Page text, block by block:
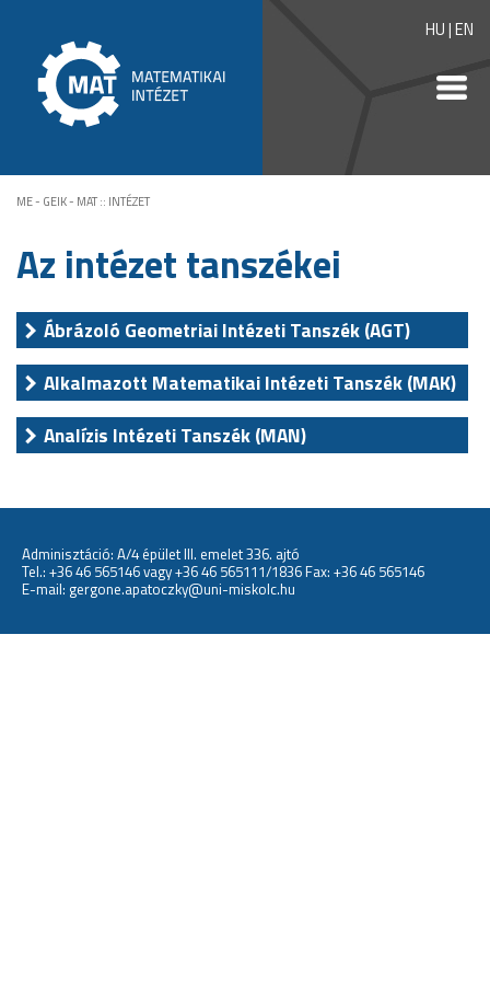
HU|EN
ME - GEIK - MAT:: INTÉZET
Az intézet tanszékei
Ábrázoló Geometriai Intézeti Tanszék (AGT)
Alkalmazott Matematikai Intézeti Tanszék (MAK)
Analízis Intézeti Tanszék (MAN)
Adminisztáció: A/4 épület III. emelet 336. ajtó
Tel.: +36 46 565146vagy+36 46 565111/1836Fax: +36 46 565146
E-mail: gergone.apatoczky@uni-miskolc.hu